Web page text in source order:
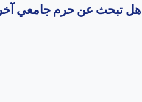
هل تبحث عن حرم جامعي